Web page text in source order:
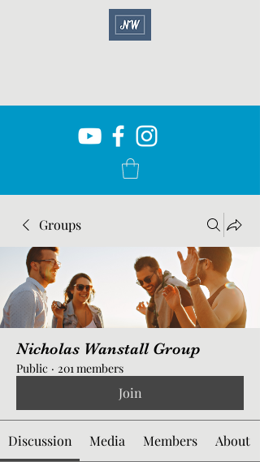
Groups
Nicholas Wanstall Group
Public · 201 members
Join
Discussion Media Members About